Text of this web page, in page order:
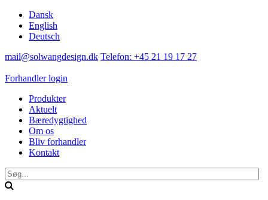
Dansk
English
Deutsch
mail@solwangdesign.dk Telefon: +45 21 19 17 27
Forhandler login
Produkter
Aktuelt
Bæredygtighed
Om os
Bliv forhandler
Kontakt